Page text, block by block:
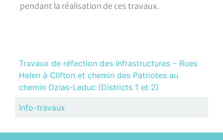
pendant la réalisation de ces travaux.
Travaux de réfection des infrastructures – Rues
Helen à Clifton et chemin des Patriotes au
chemin Ozias-Leduc (Districts 1 et 2)
Info-travaux